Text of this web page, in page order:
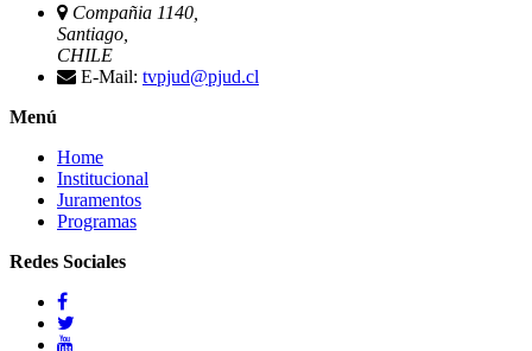
Compañia 1140,
Santiago,
CHILE
E-Mail: tvpjud@pjud.cl
Menú
Home
Institucional
Juramentos
Programas
Redes Sociales